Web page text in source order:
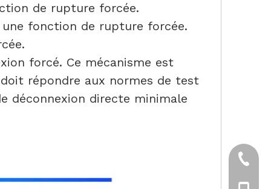
de rupture forcée.
fonction de rupture forcée.
forcé. Ce mécanisme est
répondre aux normes de test
déconnexion directe minimale
+86-